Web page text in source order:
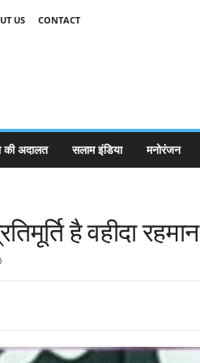
US
CONTACT
की अदालत सलाम इंडिया मनोरंजन
है वहीदा रहमान